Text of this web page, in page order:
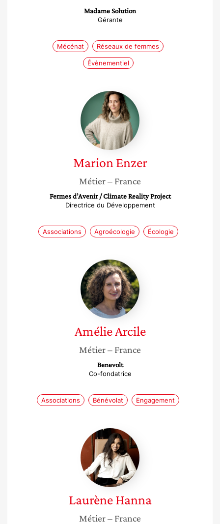
Madame Solution
Gérante
Mécénat Réseaux de femmes
Évènementiel
Marion
Enzer
Marion Enzer
Métier– France
Fermes d’Avenir / Climate Reality Project
Directrice du Développement
Associations Agroécologie Écologie
Amélie
Arcile
AmélieArcile
Métier– France
Benevolt
Co-fondatrice
Associations Bénévolat Engagement
Laurène
Hanna
Laurène Hanna
Métier– France